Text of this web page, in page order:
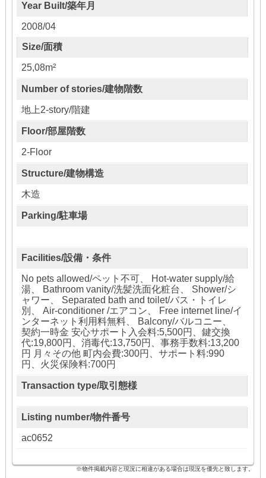
Year Built/築年月
2008/04
Size/面積
25,08m²
Number of stories/建物階数
地上2-story/階建
Floor/部屋階数
2-Floor
Structure/建物構造
木造
Parking/駐車場
Facilities/設備・条件
No pets allowed/ペット不可、 Hot-water supply/給
湯、 Bathroom vanity/洗髪洗面化粧台、 Shower/シ
ャワー、 Separated bath and toilet/バス・トイレ
別、 Air-conditioner /エアコン、 Free internet line/イ
ンターネット利用料無料、 Balcony/バルコニー、
契約一時金 安心サポート入会料:5,500円、鍵交換
代:19,800円、消毒代:13,750円、事務手数料:13,200
円 月々その他 町内会費:300円、サポート料:990
円、火災保険料:700円
Transaction type/取引態様
Listing number/物件番号
ac0652
※物件掲載内容と現況に相違がある場合は現況を優先と致します。